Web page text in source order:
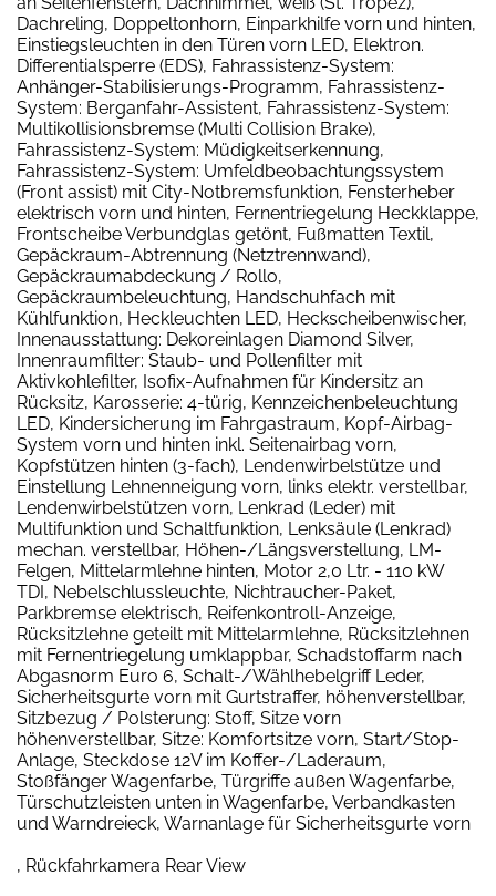
Dachreling, Doppeltonhorn, Einparkhilfe vorn und hinten,
Einstiegsleuchten in den Türen vorn LED, Elektron.
Differentialsperre (EDS), Fahrassistenz-System:
Anhänger-Stabilisierungs-Programm, Fahrassistenz-
System: Berganfahr-Assistent, Fahrassistenz-System:
Multikollisionsbremse (Multi Collision Brake),
Fahrassistenz-System: Müdigkeitserkennung,
Fahrassistenz-System: Umfeldbeobachtungssystem
(Front assist) mit City-Notbremsfunktion, Fensterheber
elektrisch vorn und hinten, Fernentriegelung Heckklappe,
Frontscheibe Verbundglas getönt, Fußmatten Textil,
Gepäckraum-Abtrennung (Netztrennwand),
Gepäckraumabdeckung / Rollo,
Gepäckraumbeleuchtung, Handschuhfach mit
Kühlfunktion, Heckleuchten LED, Heckscheibenwischer,
Innenausstattung: Dekoreinlagen Diamond Silver,
Innenraumfilter: Staub- und Pollenfilter mit
Aktivkohlefilter, Isofix-Aufnahmen für Kindersitz an
Rücksitz, Karosserie: 4-türig, Kennzeichenbeleuchtung
LED, Kindersicherung im Fahrgastraum, Kopf-Airbag-
System vorn und hinten inkl. Seitenairbag vorn,
Kopfstützen hinten (3-fach), Lendenwirbelstütze und
Einstellung Lehnenneigung vorn, links elektr. verstellbar,
Lendenwirbelstützen vorn, Lenkrad (Leder) mit
Multifunktion und Schaltfunktion, Lenksäule (Lenkrad)
mechan. verstellbar, Höhen-/Längsverstellung, LM-
Felgen, Mittelarmlehne hinten, Motor 2,0 Ltr. - 110 kW
TDI, Nebelschlussleuchte, Nichtraucher-Paket,
Parkbremse elektrisch, Reifenkontroll-Anzeige,
Rücksitzlehne geteilt mit Mittelarmlehne, Rücksitzlehnen
mit Fernentriegelung umklappbar, Schadstoffarm nach
Abgasnorm Euro 6, Schalt-/Wählhebelgriff Leder,
Sicherheitsgurte vorn mit Gurtstraffer, höhenverstellbar,
Sitzbezug / Polsterung: Stoff, Sitze vorn
höhenverstellbar, Sitze: Komfortsitze vorn, Start/Stop-
Anlage, Steckdose 12V im Koffer-/Laderaum,
Stoßfänger Wagenfarbe, Türgriffe außen Wagenfarbe,
Türschutzleisten unten in Wagenfarbe, Verbandkasten
und Warndreieck, Warnanlage für Sicherheitsgurte vorn
, Rückfahrkamera Rear View